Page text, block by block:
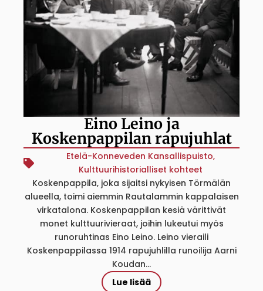
Eino Leino ja
Koskenpappilan rapujuhlat
Etelä-Konneveden Kansallispuisto,
Kulttuurihistorialliset kohteet
Koskenpappila, joka sijaitsi nykyisen Törmälän
alueella, toimi aiemmin Rautalammin kappalaisen
virkatalona. Koskenpappilan kesiä värittivät
monet kulttuurivieraat, joihin lukeutui myös
runoruhtinas Eino Leino. Leino vieraili
Koskenpappilassa 1914 rapujuhlilla runoilija Aarni
Koudan...
Lue lisää